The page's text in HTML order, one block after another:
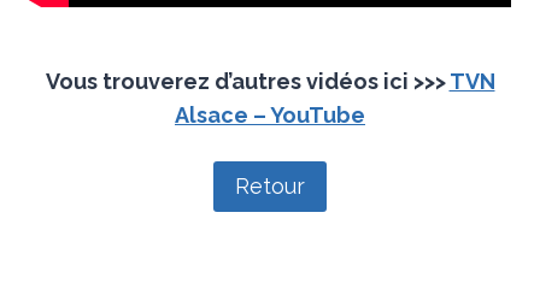
Vous trouverez d’autres vidéos ici >>>TVN
Alsace – YouTube
Retour